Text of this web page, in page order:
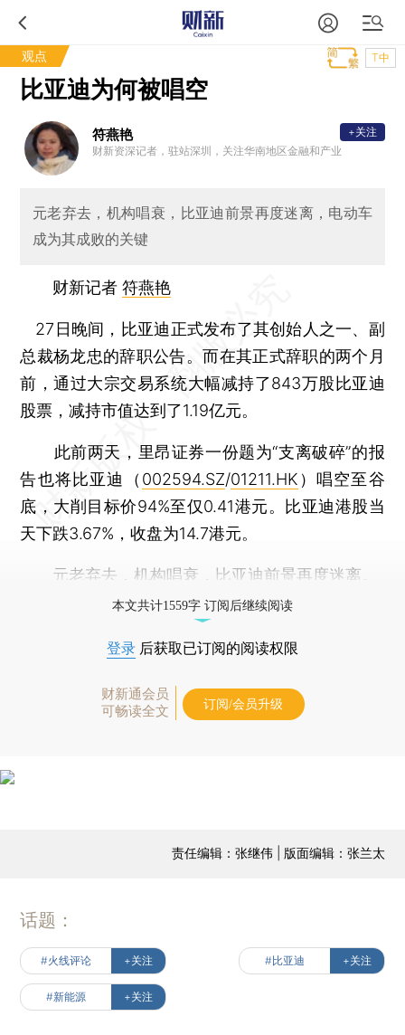
观点 T中
比亚迪为何被唱空
符燕艳
财新资深记者，驻站深圳，关注华南地区金融和产业
+关注
元老弃去，机构唱衰，比亚迪前景再度迷离，电动车
成为其成败的关键
财新记者符燕艳
27日晚间，比亚迪正式发布了其创始人之一、副
总裁杨龙忠的辞职公告。而在其正式辞职的两个月
前，通过大宗交易系统大幅减持了843万股比亚迪
股票，减持市值达到了1.19亿元。
此前两天，里昂证券一份题为“支离破碎”的报
告也将比亚迪（ 002594.SZ/01211.HK ）唱空至谷
底，大削目标价94%至仅0.41港元。比亚迪港股当
天下跌3.67%，收盘为14.7港元。
元老弃去，机构唱衰，比亚迪前景再度迷离。
本文共计1559字 订阅后继续阅读
登录 后获取已订阅的阅读权限
财新通会员
可畅读全文
订阅/会员升级
责任编辑：张继伟 | 版面编辑：张兰太
话题：
#火线评论 +关注 #比亚迪 +关注
#新能源 +关注